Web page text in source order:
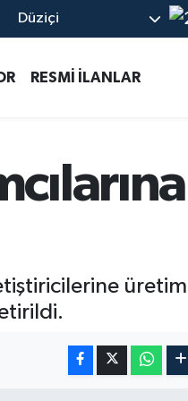
Düziçi
RESMİ İLANLAR